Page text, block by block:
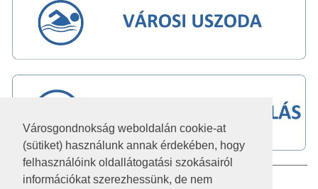
Városgondnokság weboldalán cookie-at
(sütiket) használunk annak érdekében, hogy
felhasználóink oldallátogatási szokásairól
információkat szerezhessünk, de nem
IMPRESSZUM